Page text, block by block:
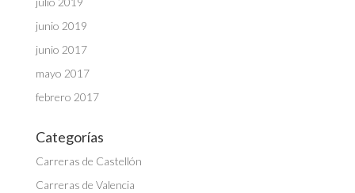
junio 2019
junio 2017
mayo 2017
febrero 2017
Categorías
Carreras de Castellón
Carreras de Valencia